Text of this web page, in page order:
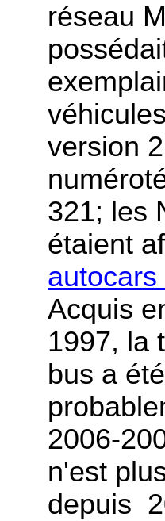
réseau
version
321; les
étaient
Acquis
1997, la
bus a
2006-
n'est
depuis